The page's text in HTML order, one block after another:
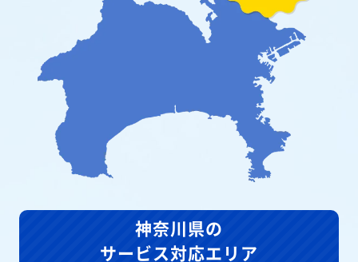
神奈川県の
サービス対応エリア